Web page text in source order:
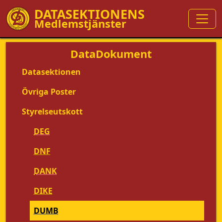
DATASEKTIONENS
Medlemstjänster
DataDokument
Datasektionen
Övriga Poster
Styrelseutskott
DEG
DNF
DANK
DIKE
DUMB